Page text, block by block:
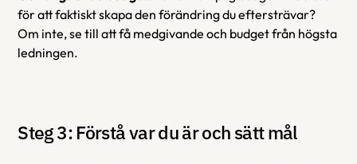
för att faktiskt skapa den förändring du eftersträvar?
Om inte, se till att få medgivande och budget från högsta
ledningen.
Steg 3: Förstå var du är och sätt mål